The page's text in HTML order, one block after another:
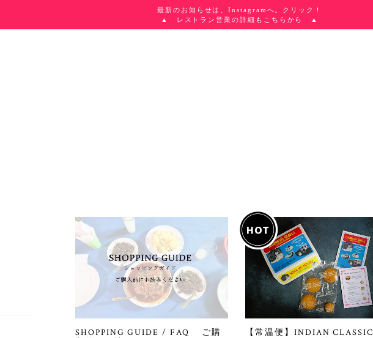
最新のお知らせは、Instagramへ。クリック！
▲ レストラン営業の詳細もこちらから ▲
SHOPPING GUIDE / FAQ ご購
【常温便】INDIAN CLASSIC